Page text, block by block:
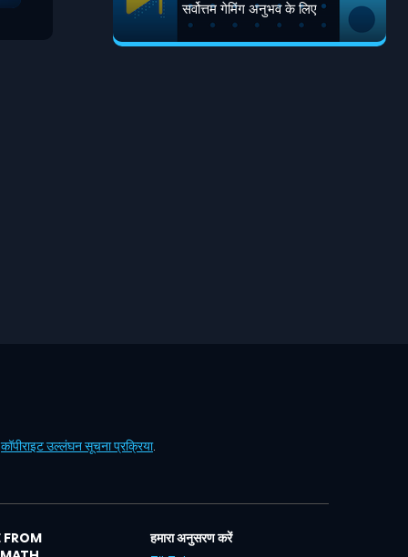
सर्वोत्तम गेमिंग अनुभव के लिए
कॉपीराइट उल्लंघन सूचना प्रक्रिया.
FROM
हमारा अनुसरण करें